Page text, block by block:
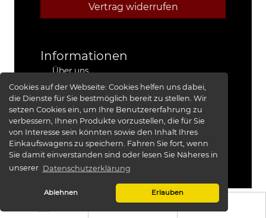
Cookies auf der Webseite:Cookies helfen uns dabei,
die Dienste für Sie bestmöglich bereit zu stellen. Wir
setzen Cookies ein, um Ihre Benutzererfahrung zu
verbessern, Ihnen Produkte vorzustellen, die für Sie
von Interesse sein könnten sowie den Inhalt Ihres
Einkaufswagens zu speichern. Fahren Sie fort, wenn
Sie damit einverstanden sind oder lesen Sie Näheres in
unserer Datenschutzerklärung
Ablehnen Erlauben
Vertrag widerrufen
Informationen
Über uns
Stützpunkthändler
4x4 Kfz-Meister Werkstatt Jeep®
Presse
Red Baron I
Red Baron II
XRRA
Bildergalerie